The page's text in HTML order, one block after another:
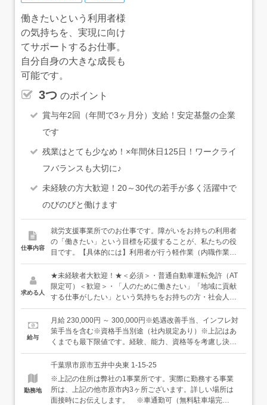
働きたいという利用者様
の気持ちを、実現に向け
てサポートするお仕事。
自分自身の大きな成長も
可能です。
3つ のポイント
賞与年2回（年間で3ヶ月分）支給！安定基盤の企業
です
残業はとても少なめ！×年間休日125日！ワークライ
フバランスも大切に♪
未経験の方大歓迎！20～30代の若手が多く活躍中で
のびのびと働けます
仕事内容
就労支援事業所でのお仕事です。障がいをお持ちの利用者
の「働きたい」という目標を応援することが、私たちの役
目です。【具体的には】利用者が行う軽作業（内職作業、
ポップコーン作り、清掃など）のサポート、アドバイス
求める人
★未経験者大歓迎！★＜必須＞・普通自動車運転免許（AT
限定可）＜歓迎＞・「人のために働きたい」「地域に貢献
する仕事がしたい」という気持ちをお持ちの方・社会人と
しての最低限のマナーが身についている方
給与
月給 230,000円 ～ 300,000円※処遇改善手当、インフレ対
策手当を含む※資格手当別途（社内規定あり）※上記はあ
くまでも最下限値です。経験、能力、資格等を考慮し決定
します。まずは面接にてざっくばらんにお話しましょう。
※土・日曜日、祝日に出勤の場合は基本給25％UP※パー
ト、アルバイトの場合は時給1,200円～
勤務地
千葉県市原市五井中央東 1-15-25
※上記の住所は弊社の1事業所です。実際に勤務する事業
所は、上記の他市原市内3ヶ所ございます。詳しい場所は
面接時にお伝えします。 ※車通勤可（無料駐車場完